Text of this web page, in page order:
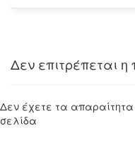
Δεν επιτρέπεται
Δεν έχετε τα απαραίτητα
σελίδα